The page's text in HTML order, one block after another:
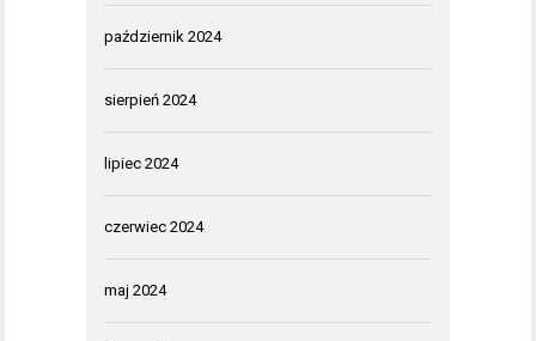
październik 2024
sierpień 2024
lipiec 2024
czerwiec 2024
maj 2024